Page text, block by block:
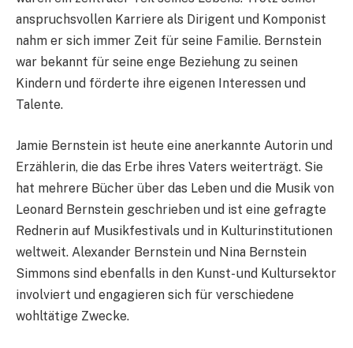
anspruchsvollen Karriere als Dirigent und Komponist
nahm er sich immer Zeit für seine Familie. Bernstein
war bekannt für seine enge Beziehung zu seinen
Kindern und förderte ihre eigenen Interessen und
Talente.
Jamie Bernstein ist heute eine anerkannte Autorin und
Erzählerin, die das Erbe ihres Vaters weiterträgt. Sie
hat mehrere Bücher über das Leben und die Musik von
Leonard Bernstein geschrieben und ist eine gefragte
Rednerin auf Musikfestivals und in Kulturinstitutionen
weltweit. Alexander Bernstein und Nina Bernstein
Simmons sind ebenfalls in den Kunst- und Kultursektor
involviert und engagieren sich für verschiedene
wohltätige Zwecke.